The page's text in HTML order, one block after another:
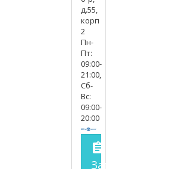
д.55,
корп
2
Пн-
Пт:
09:00-
21:00,
Сб-
Вс:
09:00-
20:00
assignment
Запись на прием